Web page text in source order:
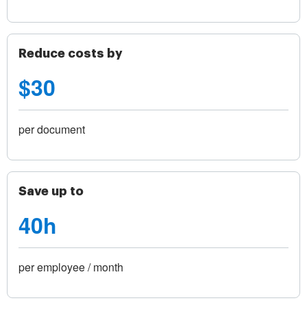
Reduce costs by
$30
per document
Save up to
40h
per employee / month